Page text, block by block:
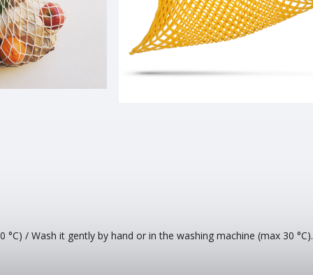
°C) / Wash it gently by hand or in the washing machine (max 30 °C).